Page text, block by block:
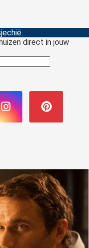
direct in jouw